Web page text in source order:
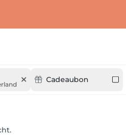
Cadeaubon